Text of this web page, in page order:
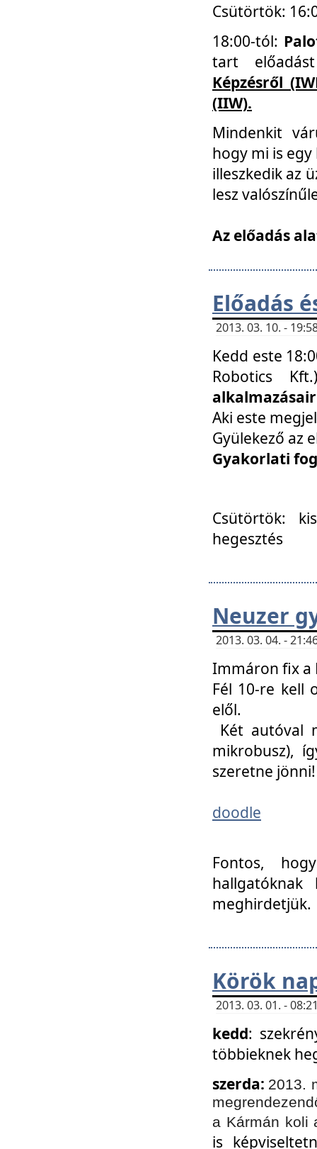
Csütörtök:
18:00-tól:
tart
Képzésről
(IIW).
Mindenkit
hogy mi is
illeszkedik az
lesz
Az előadás
Előadás
2013. 03. 10. -
Kedd este
Robotics
Aki este
Gyülekező az
Gyakorlati
Csütörtök:
hegesztés
Neuzer
2013. 03. 04. -
Immáron fix a
Fél 10-re kell
elől.
Két autóval
mikrobusz),
szeretne jönni!
doodle
Fontos,
meghirdetjük.
Körök
2013. 03. 01. -
kedd:
többieknek
szerda: 2013.
a Kármán koli
is